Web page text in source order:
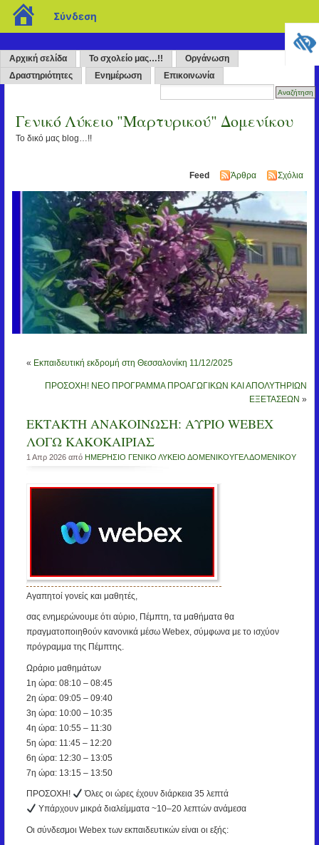
Αρχική σελίδα Το σχολείο μας…!!
Οργάνωση
Δραστηριότητες
Ενημέρωση Επικοινωνία
Γενικό Λύκειο "Μαρτυρικού" Δομενίκου
Το δικό μας blog…!!
Feed Άρθρα Σχόλια
« Εκπαιδευτική εκδρομή στη Θεσσαλονίκη 11/12/2025
ΠΡΟΣΟΧΗ! ΝΕΟ ΠΡΟΓΡΑΜΜΑ ΠΡΟΑΓΩΓΙΚΩΝ ΚΑΙ ΑΠΟΛΥΤΗΡΙΩΝ
ΕΞΕΤΑΣΕΩΝ »
ΕΚΤΑΚΤΗ ΑΝΑΚΟΙΝΩΣΗ: ΑΥΡΙΟ WEBEX
ΛΟΓΩ ΚΑΚΟΚΑΙΡΙΑΣ
1 Απρ 2026 από ΗΜΕΡΗΣΙΟ ΓΕΝΙΚΟ ΛΥΚΕΙΟ ΔΟΜΕΝΙΚΟΥΓΕΛ ΔΟΜΕΝΙΚΟΥ
Αγαπητοί γονείς και μαθητές,
σας ενημερώνουμε ότι αύριο, Πέμπτη, τα μαθήματα θα
πραγματοποιηθούν κανονικά μέσω Webex, σύμφωνα με το ισχύον
πρόγραμμα της Πέμπτης.
Ωράριο μαθημάτων
1η ώρα: 08:10 – 08:45
2η ώρα: 09:05 – 09:40
3η ώρα: 10:00 – 10:35
4η ώρα: 10:55 – 11:30
5η ώρα: 11:45 – 12:20
6η ώρα: 12:30 – 13:05
7η ώρα: 13:15 – 13:50
ΠΡΟΣΟΧΗ!
Όλες οι ώρες έχουν διάρκεια 35 λεπτά
Υπάρχουν μικρά διαλείμματα ~10–20 λεπτών ανάμεσα
Οι σύνδεσμοι Webex των εκπαιδευτικών είναι οι εξής:
blogs.sch.gr
Σύνδεση